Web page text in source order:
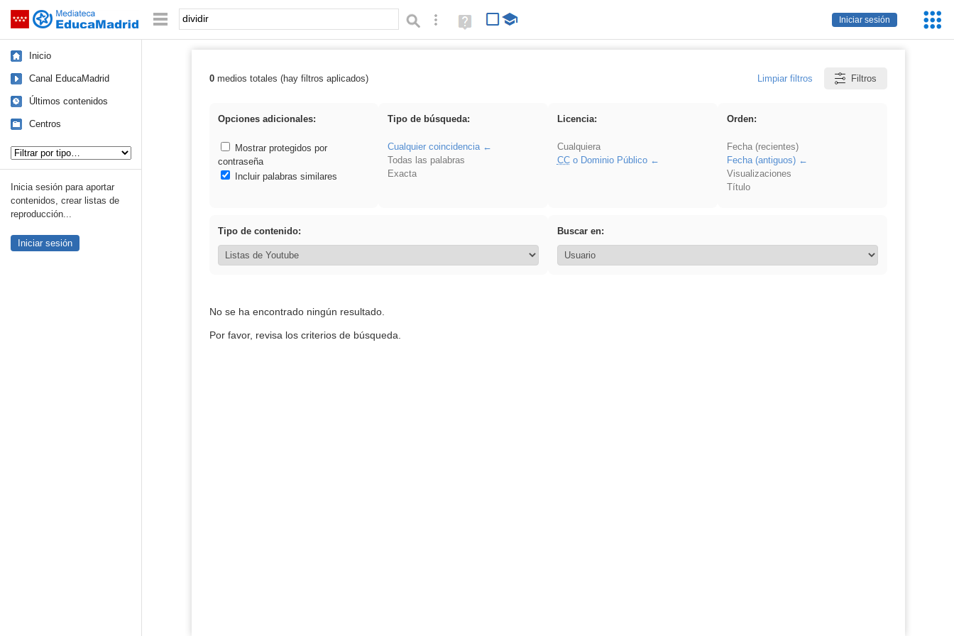
Saltar navegación
Iniciar sesión
Palabra o frase: Búsqueda avanzada
Ayuda
(en
Inicio
Canal EducaMadrid
Últimos contenidos
Centros
Inicia sesión para aportar
contenidos, crear listas de
reproducción...
Iniciar sesión
Resultados de: dividir
0medios totales (hay filtros aplicados) Limpiar filtros Filtros
Opciones adicionales:
Mostrar protegidos por
contraseña
Incluir palabras similares
Tipo de búsqueda:
Cualquier coincidencia
Todas las palabras
Exacta
Licencia:
Cualquiera
CCo Dominio Público
Orden:
Fecha (recientes)
Fecha (antiguos)
Visualizaciones
Título
Tipo de contenido: Buscar en:
No se ha encontrado ningún resultado.
Por favor, revisa los criterios de búsqueda.